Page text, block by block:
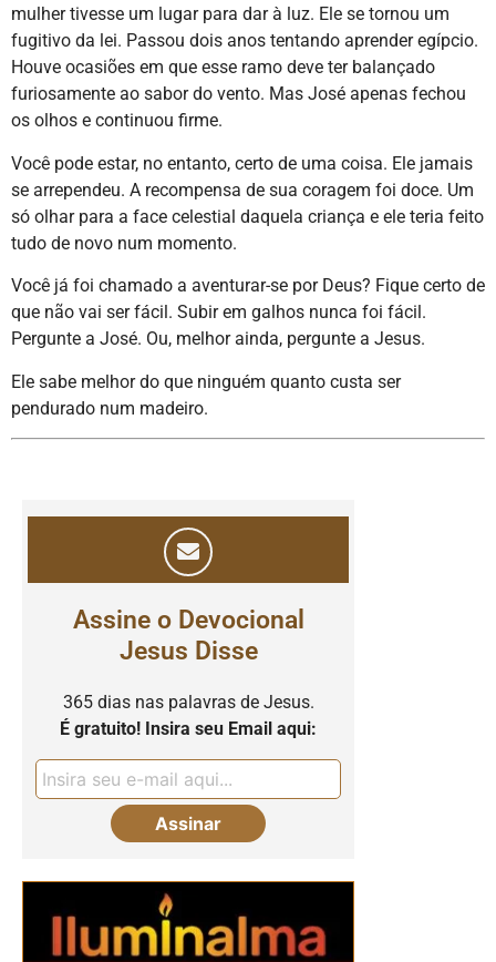
mulher tivesse um lugar para dar à luz. Ele se tornou um
fugitivo da lei. Passou dois anos tentando aprender egípcio.
Houve ocasiões em que esse ramo deve ter balançado
furiosamente ao sabor do vento. Mas José apenas fechou
os olhos e continuou firme.
Você pode estar, no entanto, certo de uma coisa. Ele jamais
se arrependeu. A recompensa de sua coragem foi doce. Um
só olhar para a face celestial daquela criança e ele teria feito
tudo de novo num momento.
Você já foi chamado a aventurar-se por Deus? Fique certo de
que não vai ser fácil. Subir em galhos nunca foi fácil.
Pergunte a José. Ou, melhor ainda, pergunte a Jesus.
Ele sabe melhor do que ninguém quanto custa ser
pendurado num madeiro.
Assine o Devocional
Jesus Disse
365 dias nas palavras de Jesus.
É gratuito! Insira seu Email aqui: